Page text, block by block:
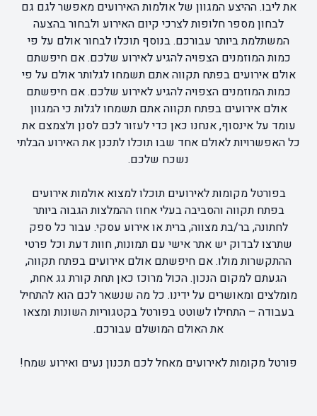
את ליבו. ההיצע המגוון של אולמות האירועים מאפשר לגם גם
לבחון מספר חלופות לצרכי קיום האירוע ולבחור בהצעה
המשתלמת ביותר עבורכם. בנוסף תוכלו לבחור אולם על פי
כמות המוזמנים הצפויה להגיע לאירוע שלכם. אם חיפשתם
אולם אירועים בפתח תקווה אתם תשמחו לגלותר אולם על פי
כמות המוזמנים הצפויה להגיע לאירוע שלכם. אם חיפשתם
אולם אירועים בפתח תקווה אתם תשמחו לגלותכי המגוון
עומד על אינסוף, אנחנו כאן כדי לעזור לכם לסנן ולצמצם את
כל האפשרויות לאולם אחד שבו תוכלו לתכנן את האירוע הבלתי
נשכח שלכם.
בפורטל מקומות לאירועים תוכלו למצוא אולמות אירועים
בפתח תקווה והסביבה בעלי אחוז ההמלצות הגבוה ביותר
לחתונה, בר/בת מצווה, ברית או אירוע עסקי. עבור כל ספק
שתרצו לבדוק יש אתר אישי עם תמונות, חוות דעת וכל פרטי
ההתקשרות מולו. אם חיפשתם אולם אירועים בפתח תקווה,
הגעתם למקום הנכון. הכול מרוכז כאן תחת קורת גג אחת,
מומלצים ומאושרים על ידינו. כל מה שנשאר לכם הוא להתחיל
בעבודה – התחילו לשוטט בפורטל בקטגוריות השונות ומצאו
את האולם המושלם עבורכם.
פורטל מקומות לאירועים מאחל לכם תכנון נעים ואירוע שמח!